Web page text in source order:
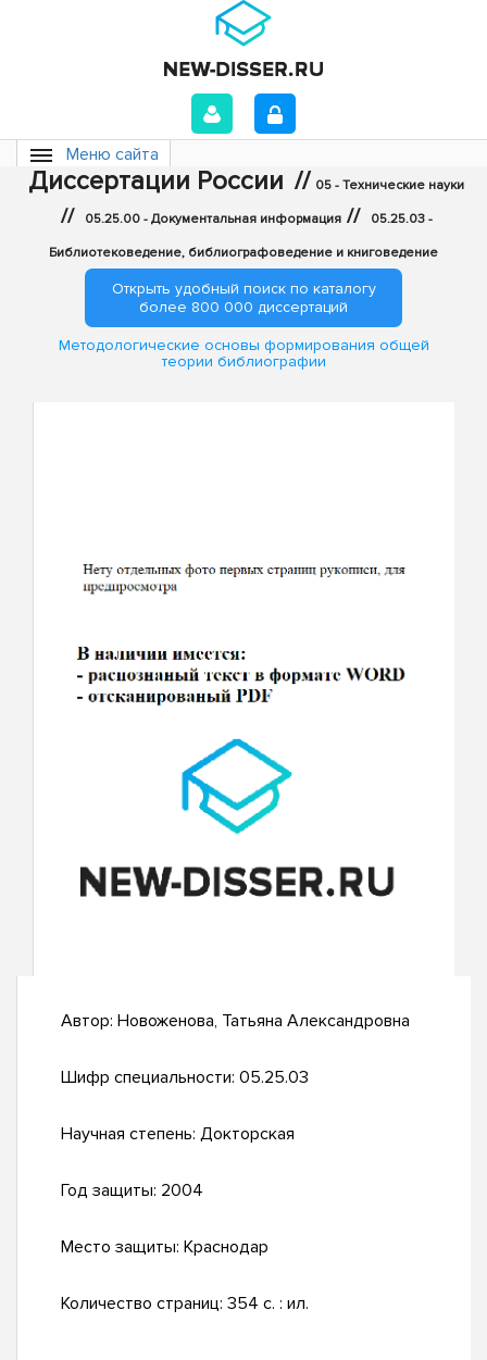
Меню сайта
Диссертации России // 05 - Технические науки
// 05.25.00 - Документальная информация // 05.25.03 -
Библиотековедение, библиографоведение и книговедение
Открыть удобный поиск по каталогу
более 800 000 диссертаций
Методологические основы формирования общей
теории библиографии
Автор: Новоженова, Татьяна Александровна
Шифр специальности: 05.25.03
Научная степень: Докторская
Год защиты: 2004
Место защиты: Краснодар
Количество страниц: 354 с. : ил.